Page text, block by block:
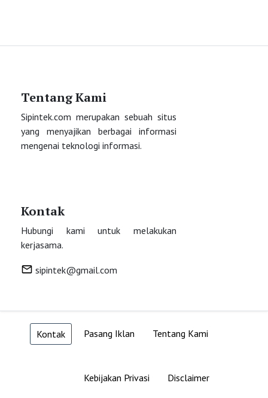
Tentang Kami
Sipintek.com merupakan sebuah situs
yang menyajikan berbagai informasi
mengenai teknologi informasi.
Kontak
Hubungi kami untuk melakukan
kerjasama.
sipintek@gmail.com
Kontak Pasang Iklan Tentang Kami
Kebijakan Privasi Disclaimer